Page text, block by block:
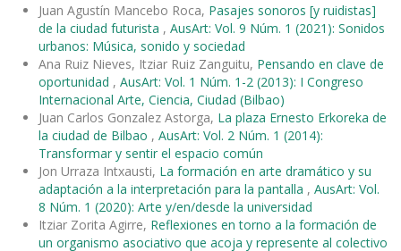
Juan Agustín Mancebo Roca, Pasajes sonoros [y ruidistas]
de la ciudad futurista , AusArt: Vol. 9 Núm. 1 (2021): Sonidos
urbanos: Música, sonido y sociedad
Ana Ruiz Nieves, Itziar Ruiz Zanguitu, Pensando en clave de
oportunidad , AusArt: Vol. 1 Núm. 1-2 (2013): I Congreso
Internacional Arte, Ciencia, Ciudad (Bilbao)
Juan Carlos Gonzalez Astorga, La plaza Ernesto Erkoreka de
la ciudad de Bilbao , AusArt: Vol. 2 Núm. 1 (2014):
Transformar y sentir el espacio común
Jon Urraza Intxausti, La formación en arte dramático y su
adaptación a la interpretación para la pantalla , AusArt: Vol.
8 Núm. 1 (2020): Arte y/en/desde la universidad
Itziar Zorita Agirre, Reflexiones en torno a la formación de
un organismo asociativo que acoja y represente al colectivo